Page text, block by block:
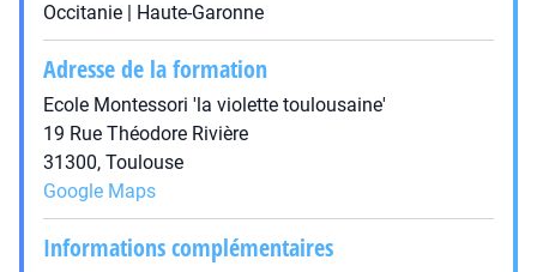
Occitanie | Haute-Garonne
Adresse de la formation
Ecole Montessori 'la violette toulousaine'
19 Rue Théodore Rivière
31300, Toulouse
Google Maps
Informations complémentaires